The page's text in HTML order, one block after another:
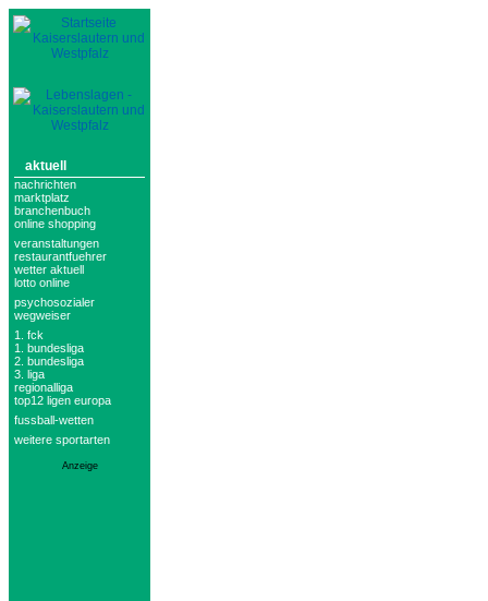
aktuell
nachrichten
marktplatz
branchenbuch
online shopping
veranstaltungen
restaurantfuehrer
wetter aktuell
lotto online
psychosozialer
wegweiser
1. fck
1. bundesliga
2. bundesliga
3. liga
regionalliga
top12 ligen europa
fussball-wetten
weitere sportarten
Anzeige